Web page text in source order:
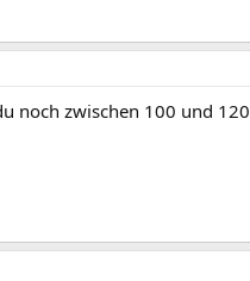
noch zwischen 100 und